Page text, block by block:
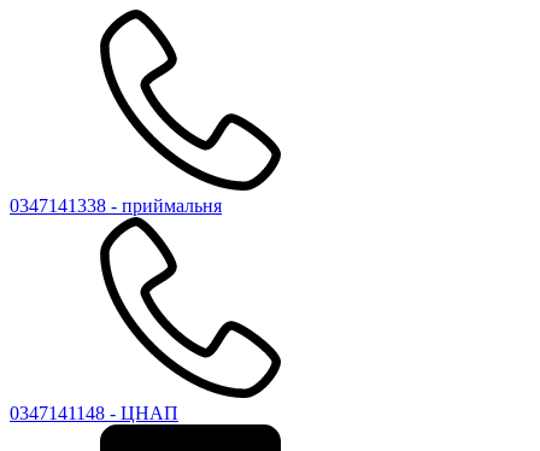
0347141338 - приймальня
0347141148 - ЦНАП